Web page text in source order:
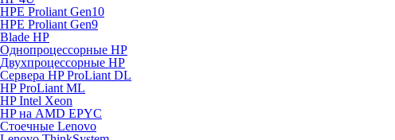
HPE Proliant Gen10
HPE Proliant Gen9
Blade HP
Однопроцессорные HP
Двухпроцессорные HP
Сервера HP ProLiant DL
HP ProLiant ML
HP Intel Xeon
HP на AMD EPYC
Стоечные Lenovo